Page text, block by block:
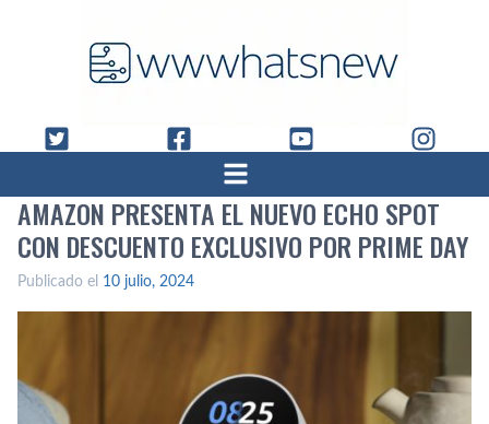
AMAZON PRESENTA EL NUEVO ECHO SPOT
CON DESCUENTO EXCLUSIVO POR PRIME DAY
Publicado el 10 julio, 2024